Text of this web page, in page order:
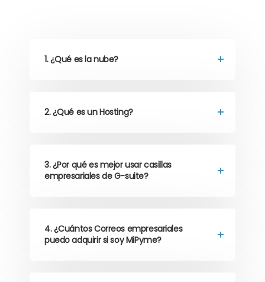
1. ¿Qué es la nube?
2. ¿Qué es un Hosting?
3. ¿Por qué es mejor usar casillas
empresariales de G-suite?
4. ¿Cuántos Correos empresariales
puedo adquirir si soy MiPyme?